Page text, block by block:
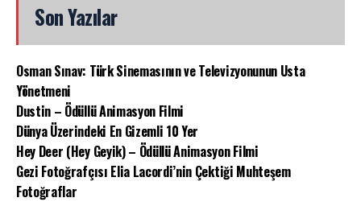
Son Yazılar
Osman Sınav: Türk Sinemasının ve Televizyonunun Usta
Yönetmeni
Dustin – Ödüllü Animasyon Filmi
Dünya Üzerindeki En Gizemli 10 Yer
Hey Deer (Hey Geyik) – Ödüllü Animasyon Filmi
Gezi Fotoğrafçısı Elia Lacordi’nin Çektiği Muhteşem
Fotoğraflar